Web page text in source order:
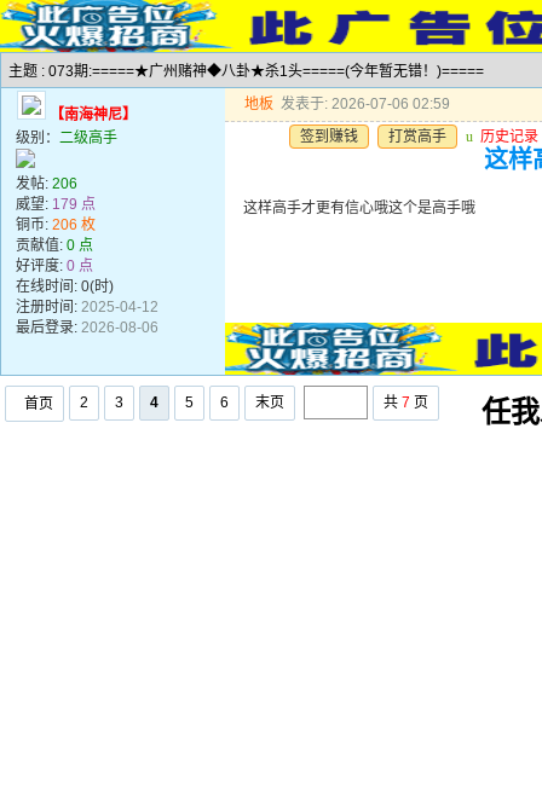
主题 : 073期:=====★广州赌神◆八卦★杀1头=====(今年暂无错！)=====
【南海神尼】
级别： 二级高手
发帖: 206
威望: 179 点
铜币: 206 枚
贡献值: 0 点
好评度: 0 点
在线时间: 0(时)
注册时间: 2025-04-12
最后登录: 2026-08-06
地板 发表于: 2026-07-06 02:59
签到赚钱
打赏高手 u 历史记录
这样
这样高手才更有信心哦这个是高手哦
首页 2 3 4 5 6 末页 共 7 页 任我